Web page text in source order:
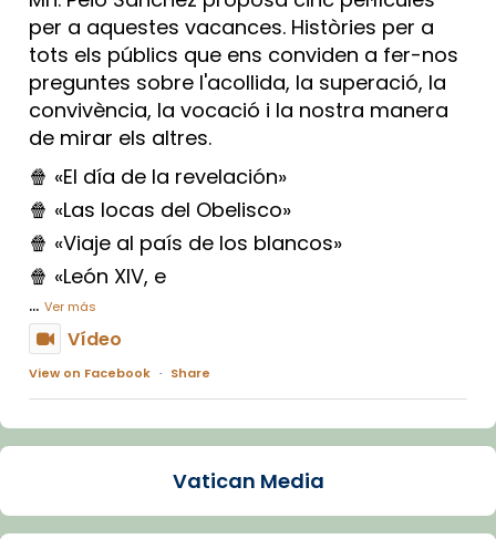
per a aquestes vacances. Històries per a
tots els públics que ens conviden a fer-nos
preguntes sobre l'acollida, la superació, la
convivència, la vocació i la nostra manera
de mirar els altres.
🍿 «El día de la revelación»
🍿 «Las locas del Obelisco»
🍿 «Viaje al país de los blancos»
🍿 «León XIV, e
... Ver más
Vídeo
View on Facebook · Share
Arquebisbat de Barcelona
La Carmina va patir depressió. Fa gairebé
dos mesos, a l'Estadi Lluís Companys, la
Vatican Media